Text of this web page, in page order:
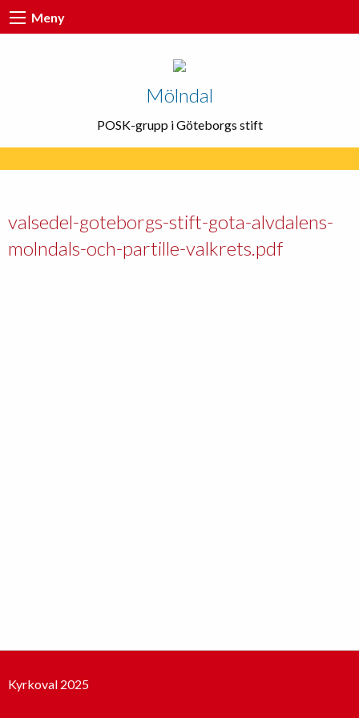
Meny
Mölndal
POSK-grupp i Göteborgs stift
valsedel-goteborgs-stift-gota-alvdalens-
molndals-och-partille-valkrets.pdf
Kyrkoval 2025